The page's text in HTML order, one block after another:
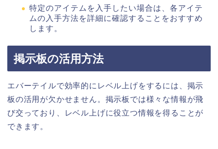
特定のアイテムを入手したい場合は、各アイテ
ムの入手方法を詳細に確認することをおすすめ
します。
掲示板の活用方法
エバーテイルで効率的にレベル上げをするには、掲示
板の活用が欠かせません。掲示板では様々な情報が飛
び交っており、レベル上げに役立つ情報を得ることが
できます。